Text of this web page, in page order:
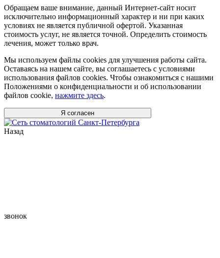
Обращаем ваше внимание, данный Интернет-сайт носит
исключительно информационный характер и ни при каких
условиях не является публичной офертой. Указанная
стоимость услуг, не является точной. Определить стоимость
лечения, может только врач.
Мы используем файлы cookies для улучшения работы сайта.
Оставаясь на нашем сайте, вы соглашаетесь с условиями
использования файлов cookies. Чтобы ознакомиться с нашими
Положениями о конфиденциальности и об использовании
файлов cookie, нажмите здесь.
Я согласен
Назад
звонок